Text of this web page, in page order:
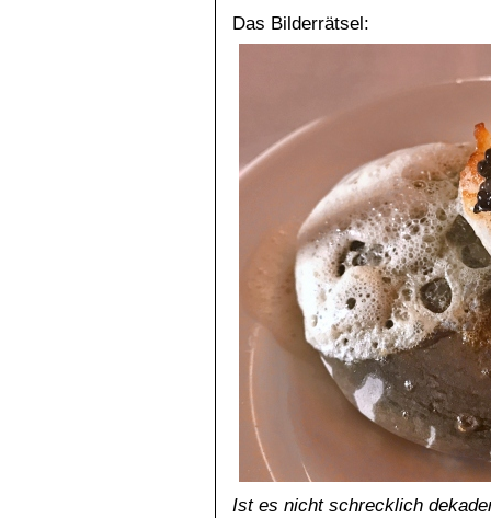
Das Bilderrätsel:
Ist es nicht schrecklich